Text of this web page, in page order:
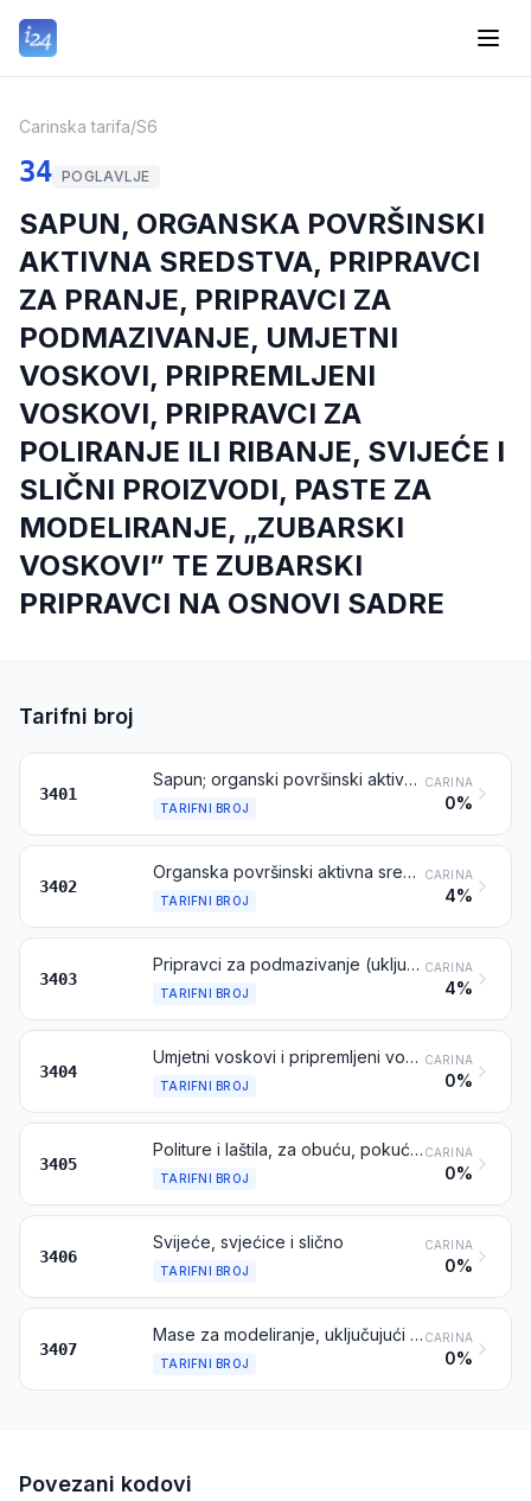
Carinska tarifa/S6
34 POGLAVLJE
SAPUN, ORGANSKA POVRŠINSKI
AKTIVNA SREDSTVA, PRIPRAVCI
ZA PRANJE, PRIPRAVCI ZA
PODMAZIVANJE, UMJETNI
VOSKOVI, PRIPREMLJENI
VOSKOVI, PRIPRAVCI ZA
POLIRANJE ILI RIBANJE, SVIJEĆE I
SLIČNI PROIZVODI, PASTE ZA
MODELIRANJE, „ZUBARSKI
VOSKOVI” TE ZUBARSKI
PRIPRAVCI NA OSNOVI SADRE
Tarifni broj
3401
Sapun; organski površinski aktivni proizvodi i pripravci koje se rabi kao sapun, u obliku štapića, koluta, lijevanih ili oblikovanih komada, neovisno sadrže li sapun ili ne; organski površinski aktivni proizvodi i pripravci za pranje kože, u obliku tekućine ili kreme i pripremljeni u pakiranja za pojedinačnu prodaju, neovisno sadrže li sapun ili ne; papir, vata, pust i netkani materijali, impregnirani, premazani ili prekriveni sapunom ili deterdžentom
TARIFNI BROJ
CARINA
0%
3402
Organska površinski aktivna sredstva (osim sapuna); površinski aktivni pripravci, pripravci za pranje (uključujući pomoćne pripravke za pranje) i pripravci za čišćenje, neovisno sadrže li sapun ili ne, osim onih iz tarifnog broja 3401
TARIFNI BROJ
CARINA
4%
3403
Pripravci za podmazivanje (uključujući rezna ulja, pripravke za otpuštanje vijaka ili matica, pripravke protiv hrđe ili korozije i pripravke za odvajanje kalupa, na osnovi sredstava za podmazivanje) i pripravci vrsta koje se rabi za nauljivanje ili mašćenje tekstilnih materijala, kože, krzna ili drugih materijala, ali isključujući pripravke s masenim udjelom naftnih ulja ili ulja dobivenih od bitumenskih minerala, kao osnovnim sastojcima, 70 % ili većim
TARIFNI BROJ
CARINA
4%
3404
Umjetni voskovi i pripremljeni voskovi
TARIFNI BROJ
CARINA
0%
3405
Politure i laštila, za obuću, pokućstvo, podove, karoserije, staklo ili kovine, paste i praškovi za ribanje te slični pripravci (neovisno jesu li u obliku papira, vate, pusta, netkanih materijala, celularne plastične mase ili celularne gume, impregniranih ili prevučenih takvim pripravcima, ili ne), osim voskova iz tarifnog broja 3404
TARIFNI BROJ
CARINA
0%
3406
Svijeće, svjećice i slično
TARIFNI BROJ
CARINA
0%
3407
Mase za modeliranje, uključujući one pripremljene za zabavu djece; pripravci poznati kao „zubarski vosak” ili „smjese za zubne otiske”, pripravljeni u setovima, u pakiranjima za pojedinačnu prodaju ili u obliku pločica, potkovica, štapića i sličnim oblicima; ostali pripravci za uporabu u zubarstvu na osnovi sadre (pečene sadre ili kalcijevog sulfata)
TARIFNI BROJ
CARINA
0%
Povezani kodovi